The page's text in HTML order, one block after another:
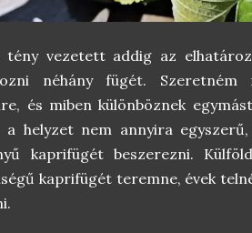
vezetett addig az
néhány fügét.
és miben különböznek
a helyzet nem annyira
kaprifügét beszerezni.
kaprifügét teremne, évek